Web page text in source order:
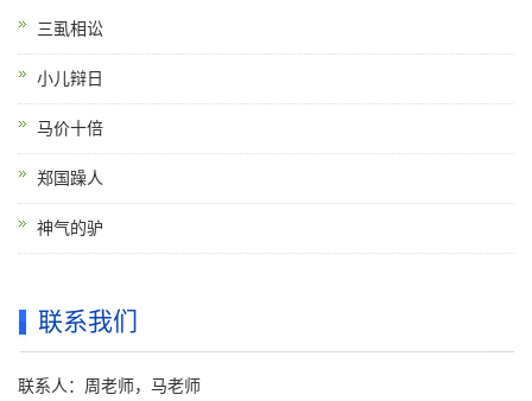
三虱相讼
小儿辩日
马价十倍
郑国躁人
神气的驴
联系我们
联系人：周老师，马老师